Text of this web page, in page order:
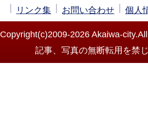
リンク集
お問い合わせ 個人
Copyright(c)2009-2026 Akaiwa-
記事、写真の無断転用を禁